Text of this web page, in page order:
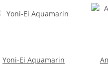
Yoni-Ei Aquamarin